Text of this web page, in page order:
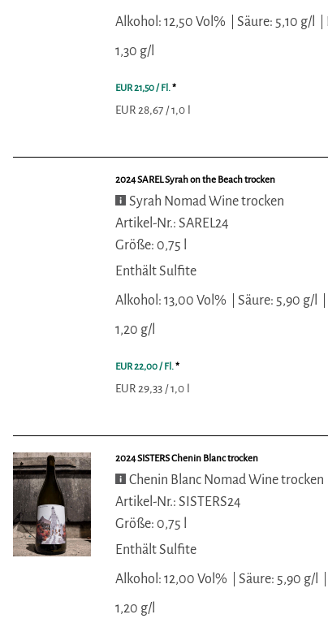
Alkohol: 12,50 Vol%
Säure: 5,10 g/l
1,30 g/l
EUR 21,50/ Fl.*
EUR 28,67 / 1,0 l
2024 SAREL Syrah on the Beach trocken
Syrah Nomad Wine trocken
Artikel-Nr.: SAREL24
Größe: 0,75 l
Enthält Sulfite
Alkohol: 13,00 Vol%
Säure: 5,90 g/l
1,20 g/l
EUR 22,00/ Fl.*
EUR 29,33 / 1,0 l
2024 SISTERS Chenin Blanc trocken
Chenin Blanc Nomad Wine trocken
Artikel-Nr.: SISTERS24
Größe: 0,75 l
Enthält Sulfite
Alkohol: 12,00 Vol%
Säure: 5,90 g/l
1,20 g/l